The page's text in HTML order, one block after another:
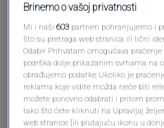
Pošalji
Brinemo o vašoj privatnosti
Mi i naši603 partneri pohranjujemo i
što su pretraga web stranica ili lični
Odabir Prihvatam omogućava
podrška dolje prikazanim svrhama na
obrađujemo podatke Ukoliko je
reklama koje vidite možda neće biti
možete ponovno odabrati i pritom
tako što ćete kliknuti na Upravljaj
web stranice [ili plutajuću ikonu u